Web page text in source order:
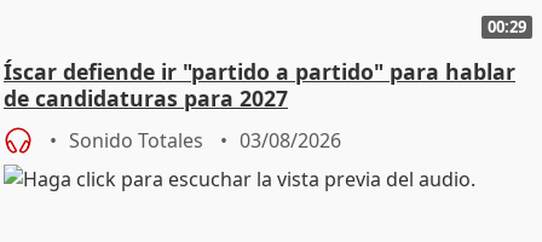
00:29
Íscar defiende ir "partido a partido" para hablar
de candidaturas para 2027
Sonido Totales 03/08/2026